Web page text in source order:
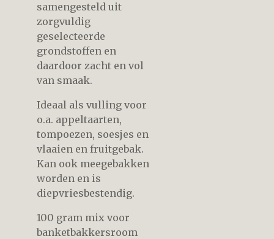
samengesteld uit
zorgvuldig
geselecteerde
grondstoffen en
daardoor zacht en vol
van smaak.
Ideaal als vulling voor
o.a. appeltaarten,
tompoezen, soesjes en
vlaaien en fruitgebak.
Kan ook meegebakken
worden en is
diepvriesbestendig.
100 gram mix voor
banketbakkersroom